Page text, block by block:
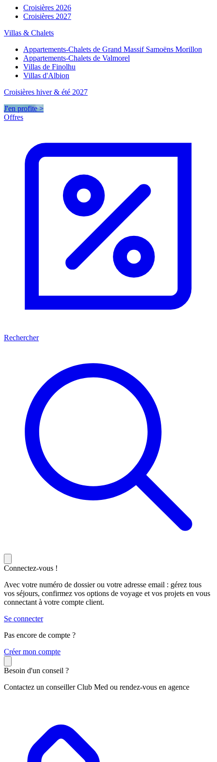
Croisières 2026
Croisières 2027
Villas & Chalets
Appartements-Chalets de Grand Massif Samoëns Morillon
Appartements-Chalets de Valmorel
Villas de Finolhu
Villas d'Albion
Croisières hiver & été 2027
J'en profite >
Offres
Rechercher
Connectez-vous !
Avec votre numéro de dossier ou votre adresse email : gérez tous
vos séjours, confirmez vos options de voyage et vos projets en vous
connectant à votre compte client.
Se connecter
Pas encore de compte ?
Créer mon compte
Besoin d'un conseil ?
Contactez un conseiller Club Med ou rendez-vous en agence